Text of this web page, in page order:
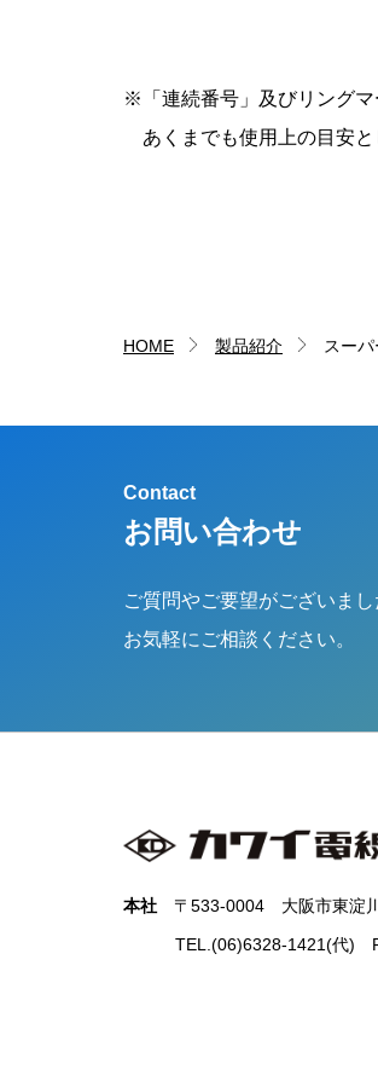
※「連続番号」及びリングマ
あくまでも使用上の目安と
HOME 製品紹介 スーパ
Contact
お問い合わせ
ご質問やご要望がございまし
お気軽にご相談ください。
本社
〒533-0004 大阪市東淀
TEL.(06)6328-1421(代)